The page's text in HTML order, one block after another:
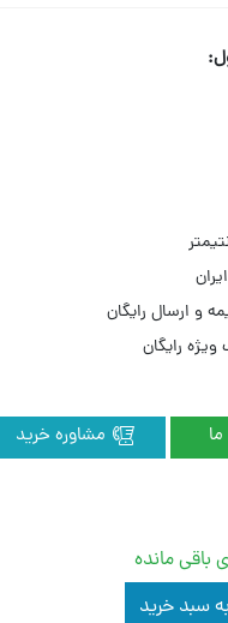
ایران
و ارسال رایگان
رایگان
سبد خرید